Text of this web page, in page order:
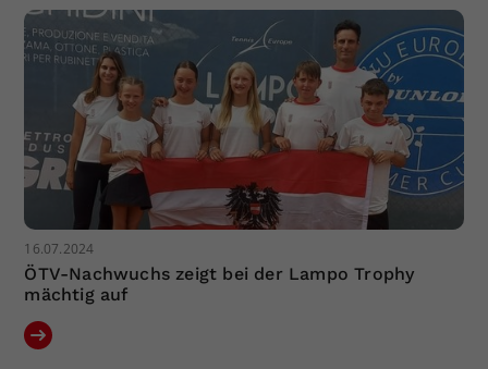
16.07.2024
ÖTV-Nachwuchs zeigt bei der Lampo Trophy
mächtig auf